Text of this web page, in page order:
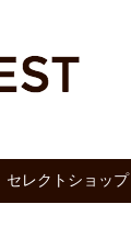
セレクトショップ